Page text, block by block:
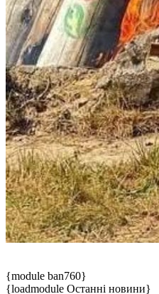
{module ban760}
{loadmodule Останні новини}